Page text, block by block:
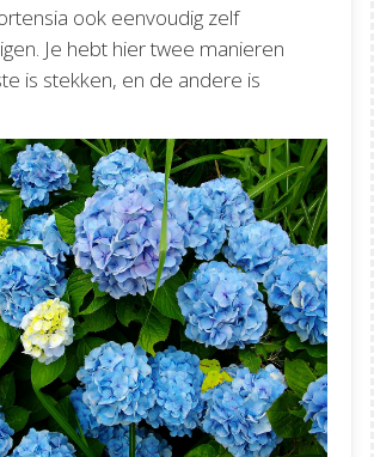
ook eenvoudig zelf
Je hebt hier twee manieren
is stekken, en de andere is